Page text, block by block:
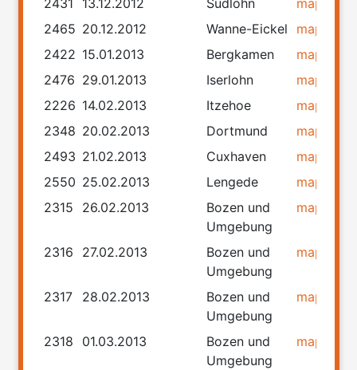
2465 20.12.2012 Wanne-Eickel map
2422 15.01.2013 Bergkamen map
2476 29.01.2013 Iserlohn map
2226 14.02.2013 Itzehoe map
2348 20.02.2013 Dortmund map
2493 21.02.2013 Cuxhaven map
2550 25.02.2013 Lengede map
2315
26.02.2013
Bozen und
Umgebung
map
2316 27.02.2013
Bozen und
Umgebung
map
2317 28.02.2013
Bozen und
Umgebung
map
2318 01.03.2013
Bozen und
Umgebung
map